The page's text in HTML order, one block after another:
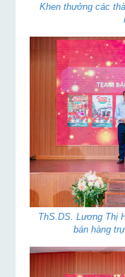
Khen thưởng các
ThS.DS. Lương Thị
bán hàng